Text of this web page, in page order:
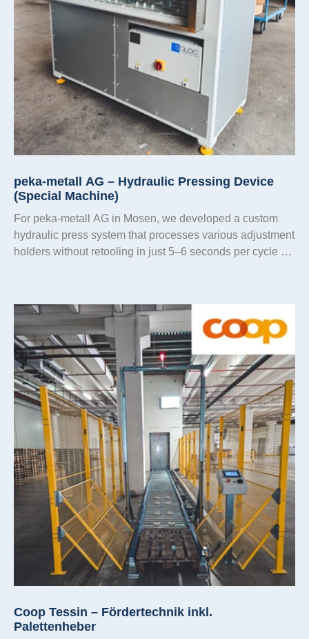
peka-metall AG – Hydraulic Pressing Device
(Special Machine)
For peka-metall AG in Mosen, we developed a custom
hydraulic press system that processes various adjustment
holders without retooling in just 5–6 seconds per cycle –
structured control system ensure maximum availability
and long-term support.
Coop Tessin – Fördertechnik inkl.
Palettenheber